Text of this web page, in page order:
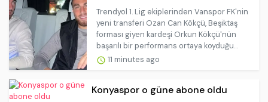
Trendyol 1. Lig ekiplerinden Vanspor FK'nin
yeni transferi Ozan Can Kökçü, Beşiktaş
forması giyen kardeşi Orkun Kökçü'nün
başarılı bir performans ortaya koyduğu...
11 minutes ago
Konyaspor o güne abone oldu